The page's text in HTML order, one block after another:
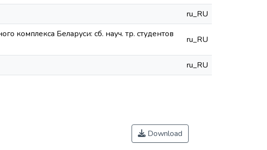
ru_RU
комплекса Беларуси: сб. науч. тр. студентов
ru_RU
ru_RU
Download